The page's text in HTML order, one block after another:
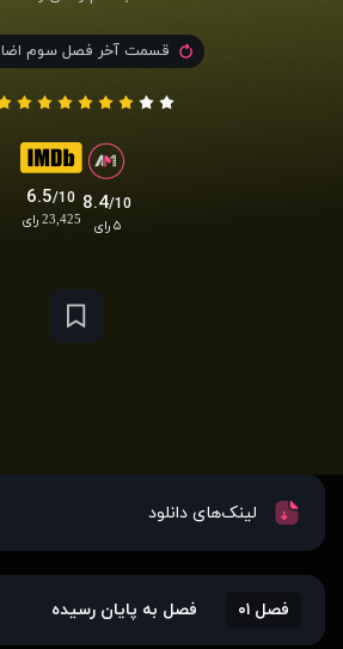
قسمت آخر فصل سوم
6.5/10
23,425 رای
8.4/10
۵ رای
لینک‌های دانلود
فصل ۰۱ فصل به پایان رسیده